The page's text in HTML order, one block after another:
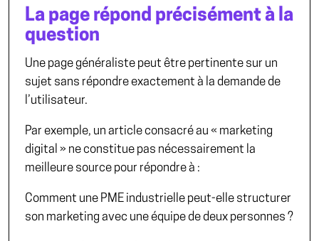
La page répond précisément à la
question
Une page généraliste peut être pertinente sur un
sujet sans répondre exactement à la demande de
l’utilisateur.
Par exemple, un article consacré au « marketing
digital » ne constitue pas nécessairement la
meilleure source pour répondre à :
Comment une PME industrielle peut-elle structurer
son marketing avec une équipe de deux personnes ?